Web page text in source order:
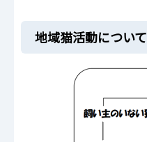
地域猫活動について